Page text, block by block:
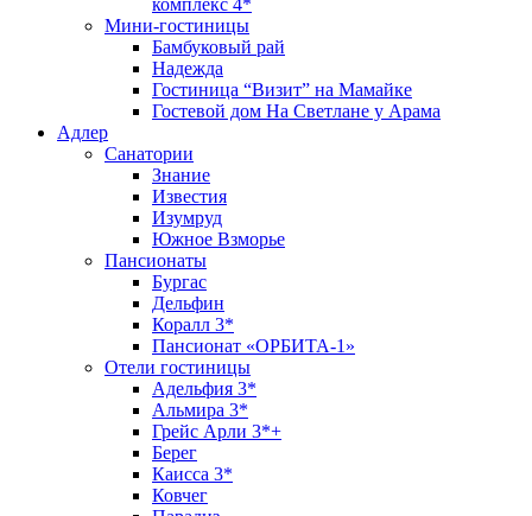
Мини-гостиницы
Бамбуковый рай
Надежда
Гостиница “Визит” на Мамайке
Гостевой дом На Светлане у Арама
Адлер
Санатории
Знание
Известия
Изумруд
Южное Взморье
Пансионаты
Бургас
Дельфин
Коралл 3*
Пансионат «ОРБИТА-1»
Отели гостиницы
Адельфия 3*
Альмира 3*
Грейс Арли 3*+
Берег
Каисса 3*
Ковчег